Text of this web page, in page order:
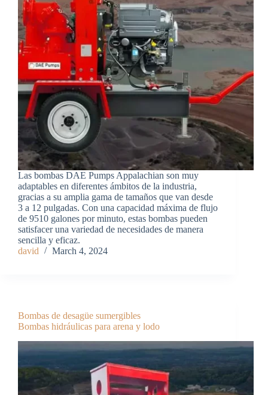
Las bombas DAE Pumps Appalachian son muy
adaptables en diferentes ámbitos de la industria,
gracias a su amplia gama de tamaños que van desde
3 a 12 pulgadas. Con una capacidad máxima de flujo
de 9510 galones por minuto, estas bombas pueden
satisfacer una variedad de necesidades de manera
sencilla y eficaz.
david
March 4, 2024
Bombas de desagüe sumergibles
Bombas hidráulicas para arena y lodo